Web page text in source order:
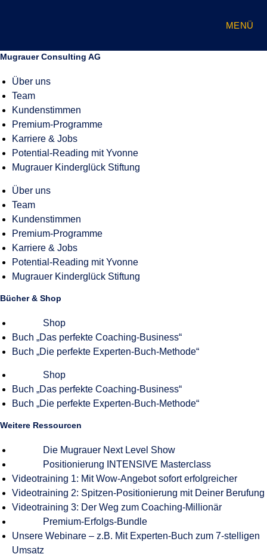
MENÜ
Mugrauer Consulting AG
Über uns
Team
Kundenstimmen
Premium-Programme
Karriere & Jobs
Potential-Reading mit Yvonne
Mugrauer Kinderglück Stiftung
Über uns
Team
Kundenstimmen
Premium-Programme
Karriere & Jobs
Potential-Reading mit Yvonne
Mugrauer Kinderglück Stiftung
Bücher & Shop
Shop
Buch „Das perfekte Coaching-Business“
Buch „Die perfekte Experten-Buch-Methode“
Shop
Buch „Das perfekte Coaching-Business“
Buch „Die perfekte Experten-Buch-Methode“
Weitere Ressourcen
Die Mugrauer Next Level Show
Positionierung INTENSIVE Masterclass
Videotraining 1: Mit Wow-Angebot sofort erfolgreicher
Videotraining 2: Spitzen-Positionierung mit Deiner Berufung
Videotraining 3: Der Weg zum Coaching-Millionär
Premium-Erfolgs-Bundle
Unsere Webinare – z.B. Mit Experten-Buch zum 7-stelligen
Umsatz